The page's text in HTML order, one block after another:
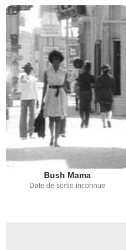
Bush Mama
Date de sortie inconnue